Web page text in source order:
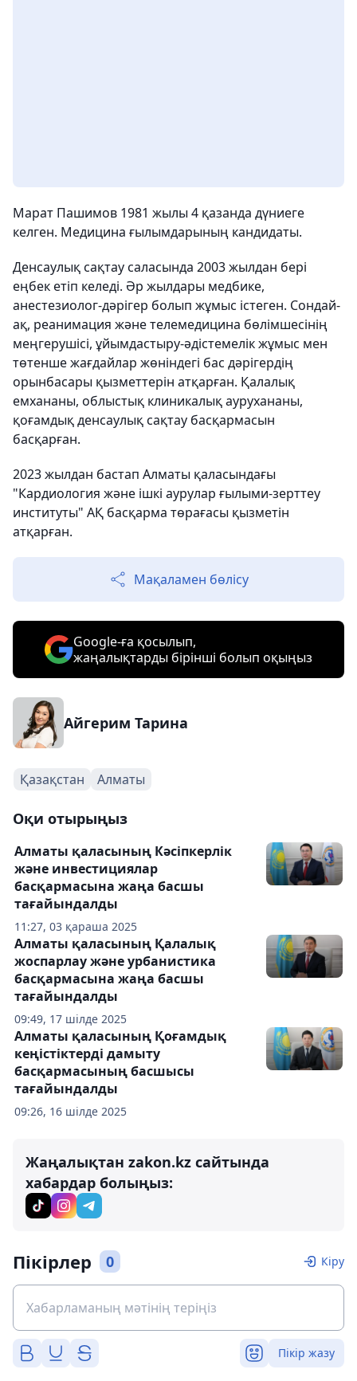
Марат Пашимов 1981 жылы 4 қазанда дүниеге
келген. Медицина ғылымдарының кандидаты.
Денсаулық сақтау саласында 2003 жылдан бері
еңбек етіп келеді. Әр жылдары медбике,
анестезиолог-дәрігер болып жұмыс істеген. Сондай-
ақ, реанимация және телемедицина бөлімшесінің
меңгерушісі, ұйымдастыру-әдістемелік жұмыс мен
төтенше жағдайлар жөніндегі бас дәрігердің
орынбасары қызметтерін атқарған. Қалалық
емхананы, облыстық клиникалық аурухананы,
қоғамдық денсаулық сақтау басқармасын
басқарған.
2023 жылдан бастап Алматы қаласындағы
"Кардиология және ішкі аурулар ғылыми-зерттеу
институты" АҚ басқарма төрағасы қызметін
атқарған.
Мақаламен бөлісу
Google-ға қосылып,
жаңалықтарды бірінші болып оқыңыз
Айгерим Тарина
Қазақстан Алматы
Оқи отырыңыз
11:27, 03 қараша 2025
Алматы қаласының Кәсіпкерлік
және инвестициялар
басқармасына жаңа басшы
тағайындалды
09:49, 17 шілде 2025
Алматы қаласының Қалалық
жоспарлау және урбанистика
басқармасына жаңа басшы
тағайындалды
09:26, 16 шілде 2025
Алматы қаласының Қоғамдық
кеңістіктерді дамыту
басқармасының басшысы
тағайындалды
Жаңалықтан zakon.kz сайтында
хабардар болыңыз:
Пікірлер 0 Кіру
Пікір жазу